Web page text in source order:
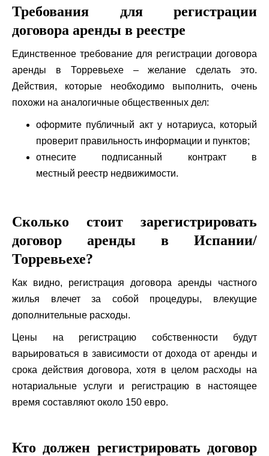
Требования для регистрации
договора аренды в реестре
Единственное требование для регистрации договора
аренды в Торревьехе – желание сделать это.
Действия, которые необходимо выполнить, очень
похожи на аналогичные общественных дел:
оформите публичный акт у нотариуса, который
проверит правильность информации и пунктов;
отнесите подписанный контракт в
местный реестр недвижимости.
Сколько стоит зарегистрировать
договор аренды в Испании/
Торревьехе?
Как видно, регистрация договора аренды частного
жилья влечет за собой процедуры, влекущие
дополнительные расходы.
Цены на регистрацию собственности будут
варьироваться в зависимости от дохода от аренды и
срока действия договора, хотя в целом расходы на
нотариальные услуги и регистрацию в настоящее
время составляют около 150 евро.
Кто должен регистрировать договор